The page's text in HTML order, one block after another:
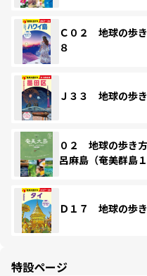
Ｃ０２ 地球の歩
８
Ｊ３３ 地球の歩
０２ 地球の歩
呂麻島（奄美群島
Ｄ１７ 地球の歩
特設ページ